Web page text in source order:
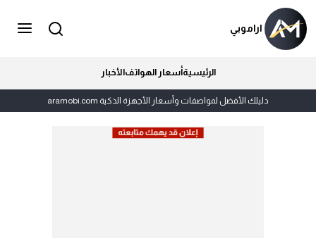
اراموبي
الرئيسيةأسعار الهواتفالأخبار
دليلك الأفضل لمواصفات وأسعار الأجهزة الذكية aramobi.com